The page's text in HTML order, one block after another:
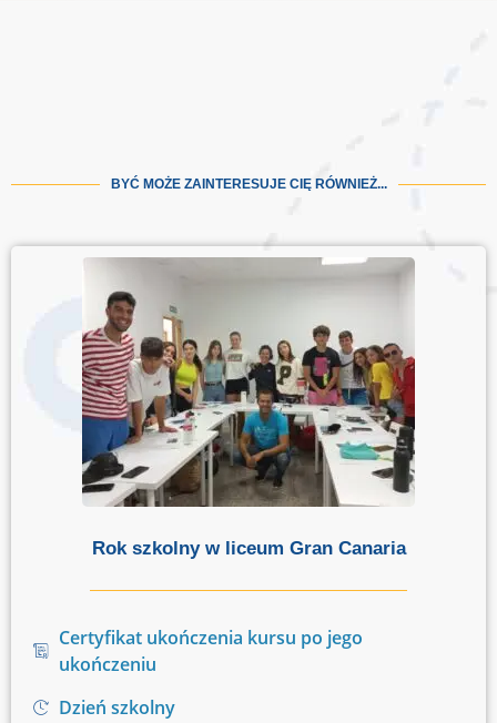
BYĆ MOŻE ZAINTERESUJE CIĘ RÓWNIEŻ...
Rok szkolny w liceum Gran Canaria
Certyfikat ukończenia kursu po jego
ukończeniu
Dzień szkolny